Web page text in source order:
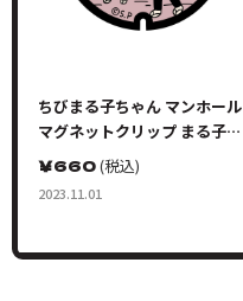
ちびまる子ちゃん マンホール
マグネットクリップ まる子＆
友蔵 カラーB
￥660(税込)
2023.11.01